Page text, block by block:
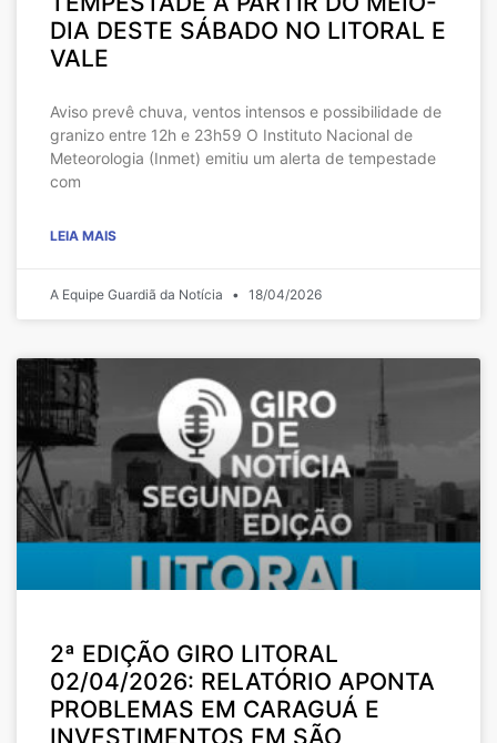
DIA DESTE SÁBADO NO LITORAL E
VALE
Aviso prevê chuva, ventos intensos e possibilidade de
granizo entre 12h e 23h59 O Instituto Nacional de
Meteorologia (Inmet) emitiu um alerta de tempestade
com
LEIA MAIS
A Equipe Guardiã da Notícia 18/04/2026
2ª EDIÇÃO GIRO LITORAL
02/04/2026: RELATÓRIO APONTA
PROBLEMAS EM CARAGUÁ E
INVESTIMENTOS EM SÃO